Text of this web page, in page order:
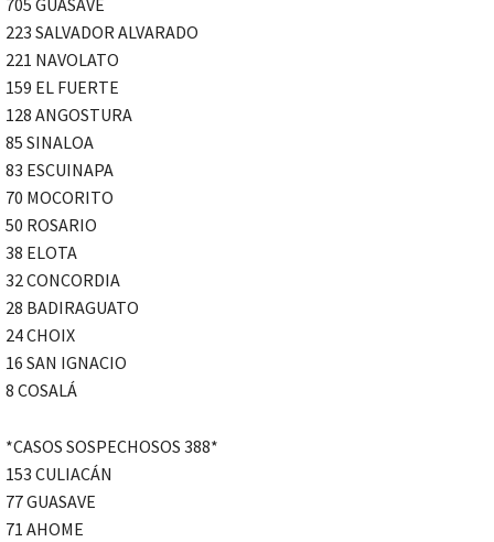
705 GUASAVE
223 SALVADOR ALVARADO
221 NAVOLATO
159 EL FUERTE
128 ANGOSTURA
85 SINALOA
83 ESCUINAPA
70 MOCORITO
50 ROSARIO
38 ELOTA
32 CONCORDIA
28 BADIRAGUATO
24 CHOIX
16 SAN IGNACIO
8 COSALÁ
*CASOS SOSPECHOSOS 388*
153 CULIACÁN
77 GUASAVE
71 AHOME